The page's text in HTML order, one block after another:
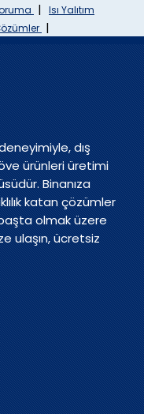
| Isı Yalıtım
|
dış
ürünleri üretimi
Binanıza
katan çözümler
olmak üzere
ulaşın, ücretsiz